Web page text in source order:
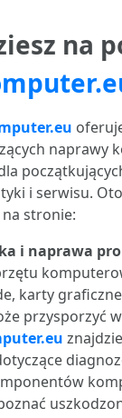
na
naprawy
i serwisu.
stronie:
i naprawa
karty
przysporzyć